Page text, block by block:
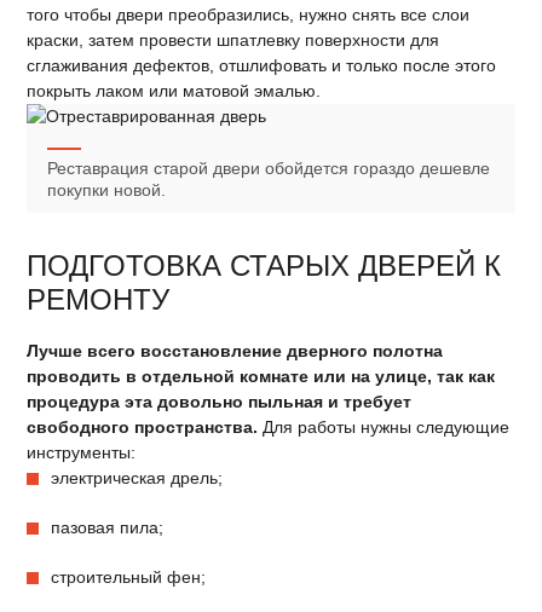
того чтобы двери преобразились, нужно снять все слои
краски, затем провести шпатлевку поверхности для
сглаживания дефектов, отшлифовать и только после этого
покрыть лаком или матовой эмалью.
Реставрация старой двери обойдется гораздо дешевле
покупки новой.
ПОДГОТОВКА СТАРЫХ ДВЕРЕЙ К
РЕМОНТУ
Лучше всего восстановление дверного полотна
проводить в отдельной комнате или на улице, так как
процедура эта довольно пыльная и требует
свободного пространства. Для работы нужны следующие
инструменты:
электрическая дрель;
пазовая пила;
строительный фен;